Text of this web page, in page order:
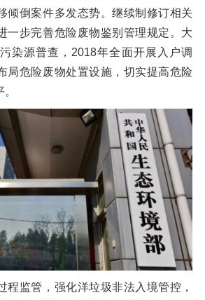
倾倒案件多发态势。继续制修订相关
一步完善危险废物鉴别管理规定。大
染源普查，2018年全面开展入户调
局危险废物处置设施，切实提高危险
程监管，强化洋垃圾非法入境管控，